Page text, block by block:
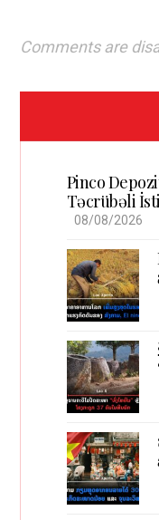
Comments are
Pinco
Təcrübəli
Məsləhətlər
08/08/2026